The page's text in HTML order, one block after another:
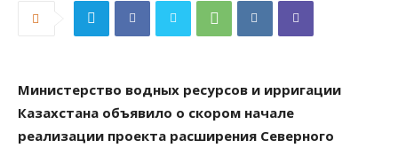
Министерство водных ресурсов и ирригации
Казахстана объявило о скором начале
реализации проекта расширения Северного